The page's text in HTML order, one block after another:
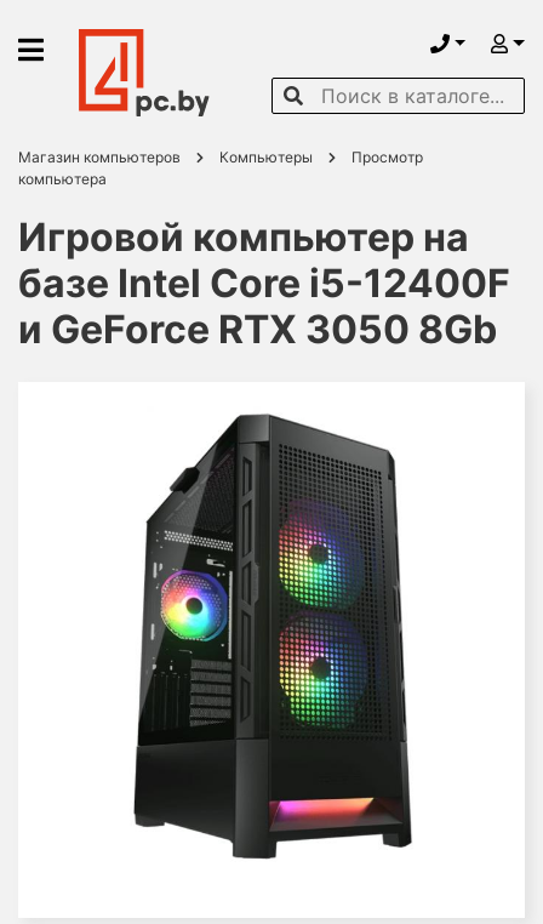
Магазин компьютеров Компьютеры
Просмотр
компьютера
Игровой компьютер на
базе Intel Core i5-12400F
и GeForce RTX 3050 8Gb